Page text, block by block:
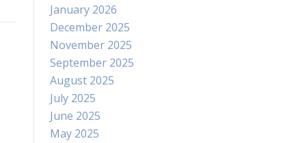
January 2026
December 2025
November 2025
September 2025
August 2025
July 2025
June 2025
May 2025